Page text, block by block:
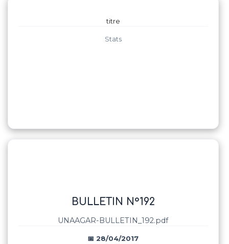
titre
Stats
BULLETIN N°192
UNAAGAR-BULLETIN_192.pdf
📅 28/04/2017